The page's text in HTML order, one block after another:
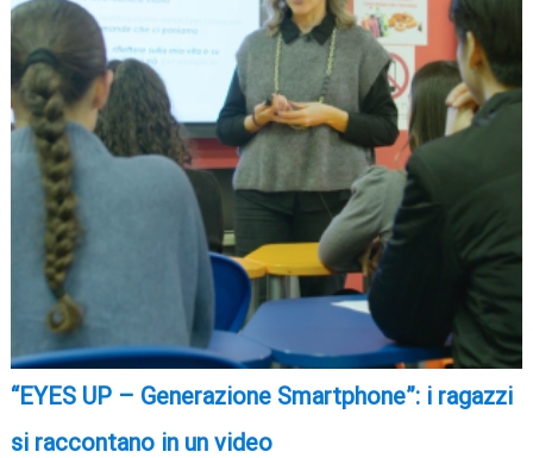
“EYES UP – Generazione Smartphone”: i ragazzi
si raccontano in un video